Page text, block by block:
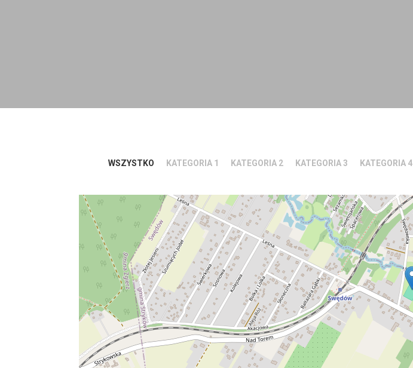
WSZYSTKO KATEGORIA 1 KATEGORIA 2 KATEGORIA 3 KATEGORIA 4
4 czerwca, 2022
HURAGAN SWĘDÓW VS POLONIA
ANDRZEJÓW